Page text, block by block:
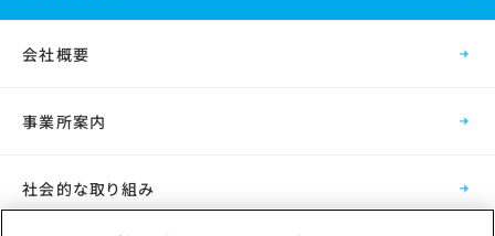
会社概要
事業所案内
社会的な取り組み